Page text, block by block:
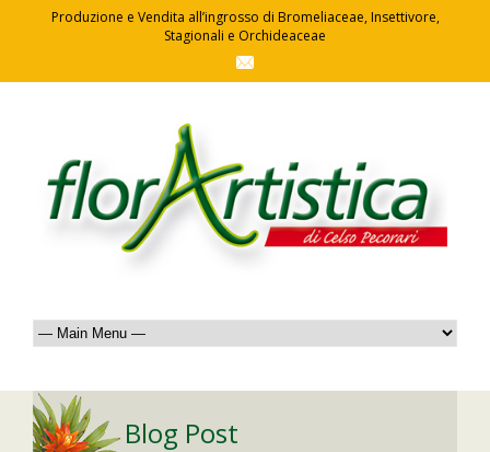
Produzione e Vendita all’ingrosso di Bromeliaceae, Insettivore,
Stagionali e Orchideaceae
Blog Post